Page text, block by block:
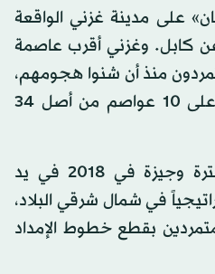
على مدينة غزني الواقعة
فقط عن كابل. وغزني أقرب عاصمة
منذ أن شنوا هجومهم،
لتصبح الحركة مسيطرة على 10 عواصم من أصل 34
وغزني - التي سقطت لفترة وجيزة في 2018 في يد
في شمال شرقي البلاد،
بقطع خطوط الإمداد